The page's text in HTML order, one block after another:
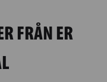
FRÅN ER